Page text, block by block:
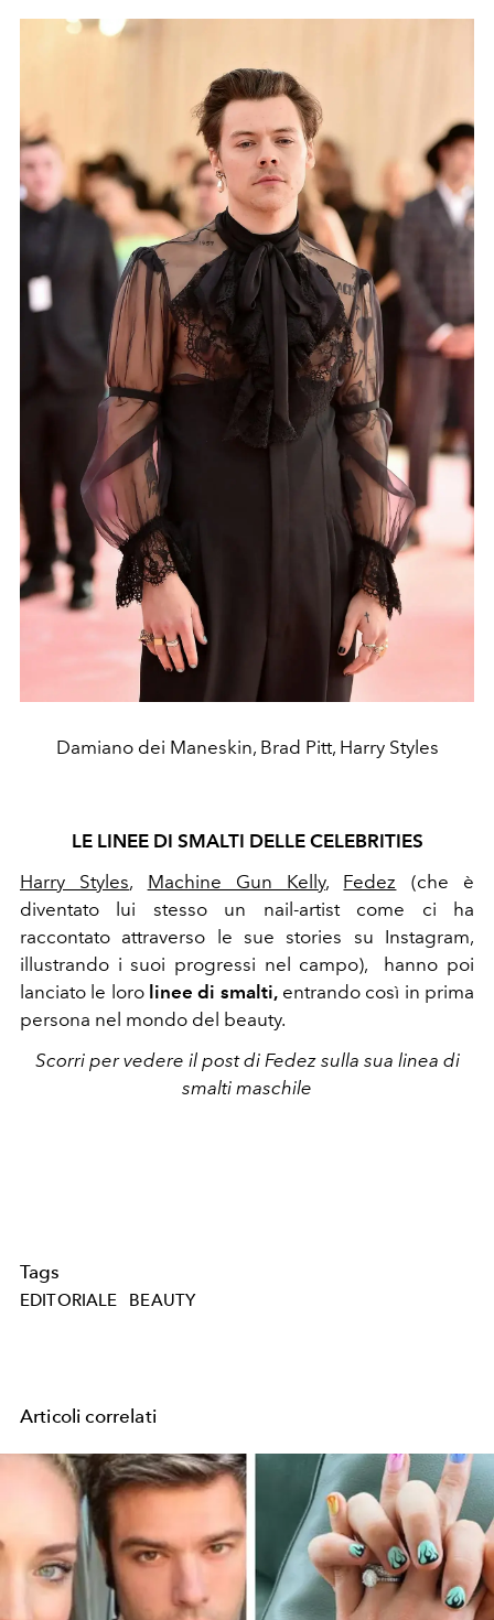
Damiano dei Maneskin, Brad Pitt, Harry Styles
LE LINEE DI SMALTI DELLE CELEBRITIES
Harry Styles, Machine Gun Kelly, Fedez (che è
diventato lui stesso un nail-artist come ci ha
raccontato attraverso le sue stories su Instagram,
illustrando i suoi progressi nel campo), hanno poi
lanciato le lorolinee di smalti,entrando così in prima
persona nel mondo del beauty.
Scorri per vedere il post di Fedez sulla sua linea di
smalti maschile
Tags
EDITORIALE BEAUTY
Articoli correlati